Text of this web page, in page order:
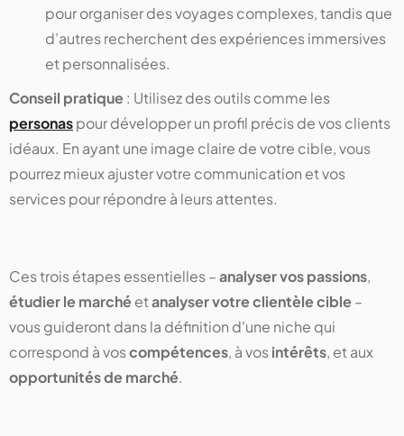
pour organiser des voyages complexes, tandis que
d’autres recherchent des expériences immersives
et personnalisées.
Conseil pratique: Utilisez des outils comme les
personaspour développer un profil précis de vos clients
idéaux. En ayant une image claire de votre cible, vous
pourrez mieux ajuster votre communication et vos
services pour répondre à leurs attentes.
Ces trois étapes essentielles –analyser vos passions,
étudier le marchéetanalyser votre clientèle cible–
vous guideront dans la définition d'une niche qui
correspond à voscompétences, à vosintérêts, et aux
opportunités de marché.